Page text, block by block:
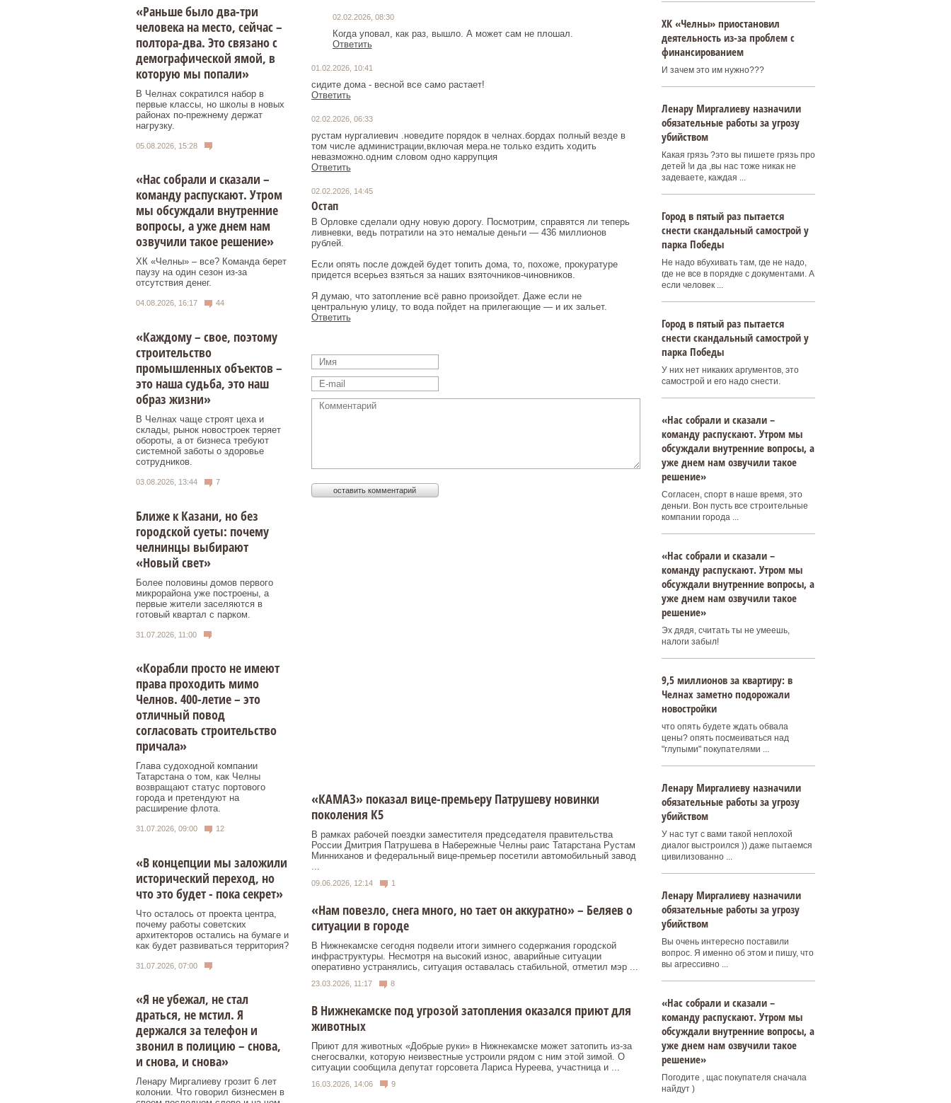
«Раньше было два-три
человека на место, сейчас –
полтора-два. Это связано с
демографической ямой, в
которую мы попали»
В Челнах сократился набор в
первые классы, но школы в новых
районах по-прежнему держат
нагрузку.
05.08.2026, 15:28
«Нас собрали и сказали –
команду распускают. Утром
мы обсуждали внутренние
вопросы, а уже днем нам
озвучили такое решение»
ХК «Челны» – все? Команда берет
паузу на один сезон из-за
отсутствия денег.
04.08.2026, 16:17 44
«Каждому – свое, поэтому
строительство
промышленных объектов –
это наша судьба, это наш
образ жизни»
В Челнах чаще строят цеха и
склады, рынок новостроек теряет
обороты, а от бизнеса требуют
системной заботы о здоровье
сотрудников.
03.08.2026, 13:44 7
Ближе к Казани, но без
городской суеты: почему
челнинцы выбирают
«Новый свет»
Более половины домов первого
микрорайона уже построены, а
первые жители заселяются в
готовый квартал с парком.
31.07.2026, 11:00
«Корабли просто не имеют
права проходить мимо
Челнов. 400-летие – это
отличный повод
согласовать строительство
причала»
Глава судоходной компании
Татарстана о том, как Челны
возвращают статус портового
города и претендуют на
расширение флота.
31.07.2026, 09:00 12
«В концепции мы заложили
исторический переход, но
что это будет - пока секрет»
Что осталось от проекта центра,
почему работы советских
архитекторов остались на бумаге и
как будет развиваться территория?
31.07.2026, 07:00
«Я не убежал, не стал
драться, не мстил. Я
держался за телефон и
звонил в полицию – снова,
и снова, и снова»
Ленару Миргалиеву грозит 6 лет
колонии. Что говорил бизнесмен в
02.02.2026, 08:30
Когда уповал, как раз, вышло. А может сам не плошал.
Ответить
01.02.2026, 10:41
сидите дома - весной все само растает!
Ответить
02.02.2026, 06:33
рустам нургалиевич .новедите порядок в челнах.бордах полный везде в
том числе администрации,включая мера.не только ездить ходить
невазможно.одним словом одно каррупция
Ответить
02.02.2026, 14:45
Остап
В Орловке сделали одну новую дорогу. Посмотрим, справятся ли теперь
ливневки, ведь потратили на это немалые деньги — 436 миллионов
рублей.
Если опять после дождей будет топить дома, то, похоже, прокуратуре
придется всерьез взяться за наших взяточников-чиновников.
Я думаю, что затопление всё равно произойдет. Даже если не
центральную улицу, то вода пойдет на прилегающие — и их зальет.
Ответить
«КАМАЗ» показал вице-премьеру Патрушеву новинки
поколения К5
В рамках рабочей поездки заместителя председателя правительства
России Дмитрия Патрушева в Набережные Челны раис Татарстана Рустам
Минниханов и федеральный вице-премьер посетили автомобильный завод
...
09.06.2026, 12:14 1
«Нам повезло, снега много, но тает он аккуратно» – Беляев о
ситуации в городе
В Нижнекамске сегодня подвели итоги зимнего содержания городской
инфраструктуры. Несмотря на высокий износ, аварийные ситуации
оперативно устранялись, ситуация оставалась стабильной, отметил мэр ...
23.03.2026, 11:17 8
В Нижнекамске под угрозой затопления оказался приют для
животных
Приют для животных «Добрые руки» в Нижнекамске может затопить из-за
снегосвалки, которую неизвестные устроили рядом с ним этой зимой. О
ситуации сообщила депутат горсовета Лариса Нуреева, участница и ...
16.03.2026, 14:06 9
ХК «Челны» приостановил
деятельность из-за проблем с
финансированием
И зачем это им нужно???
Ленару Миргалиеву назначили
обязательные работы за угрозу
убийством
Какая грязь ?это вы пишете грязь про
детей !и да ,вы нас тоже никак не
задеваете, каждая ...
Город в пятый раз пытается
снести скандальный самострой у
парка Победы
Не надо вбухивать там, где не надо,
где не все в порядке с документами. А
если человек ...
Город в пятый раз пытается
снести скандальный самострой у
парка Победы
У них нет никаких аргументов, это
самострой и его надо снести.
«Нас собрали и сказали –
команду распускают. Утром мы
обсуждали внутренние вопросы, а
уже днем нам озвучили такое
решение»
Согласен, спорт в наше время, это
деньги. Вон пусть все строительные
компании города ...
«Нас собрали и сказали –
команду распускают. Утром мы
обсуждали внутренние вопросы, а
уже днем нам озвучили такое
решение»
Эх дядя, считать ты не умеешь,
налоги забыл!
9,5 миллионов за квартиру: в
Челнах заметно подорожали
новостройки
что опять будете ждать обвала
цены? опять посмеиваться над
"глупыми" покупателями ...
Ленару Миргалиеву назначили
обязательные работы за угрозу
убийством
У нас тут с вами такой неплохой
диалог выстроился )) даже пытаемся
цивилизованно ...
Ленару Миргалиеву назначили
обязательные работы за угрозу
убийством
Вы очень интересно поставили
вопрос. Я именно об этом и пишу, что
вы агрессивно ...
«Нас собрали и сказали –
команду распускают. Утром мы
обсуждали внутренние вопросы, а
уже днем нам озвучили такое
решение»
Погодите , щас покупателя сначала
найдут )